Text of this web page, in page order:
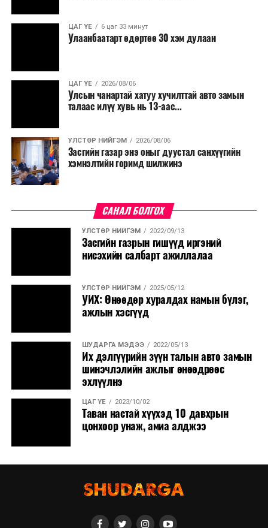
ЦАГ ҮЕ 6 цаг 33 минут
Улаанбаатарт өдөртөө 30 хэм дулаан
ЦАГ ҮЕ 2026/08/06
Улсын чанартай хатуу хучилттай авто замын
талаас илүү хувь нь 13-аас...
УЛСТӨР НИЙГЭМ 2026/08/06
Засгийн газар энэ оныг дуустал санхүүгийн
хэмнэлтийн горимд шилжинэ
САНАЛ БОЛГОХ
УЛСТӨР НИЙГЭМ 2022/09/13
Засгийн газрын гишүүд иргэний
нисэхийн салбарт ажиллалаа
УЛСТӨР НИЙГЭМ 2025/05/12
УИХ: Өнөөдөр хуралдах намын бүлэг,
ажлын хэсгүүд
ШУДАРГА МЭДЭЭ 2022/05/13
Их дэлгүүрийн зүүн талын авто замын
шинэчлэлийн ажлыг өнөөдрөөс
эхлүүлнэ
ЦАГ ҮЕ 2023/10/02
Таван настай хүүхэд 10 давхрын
цонхоор унаж, амиа алджээ